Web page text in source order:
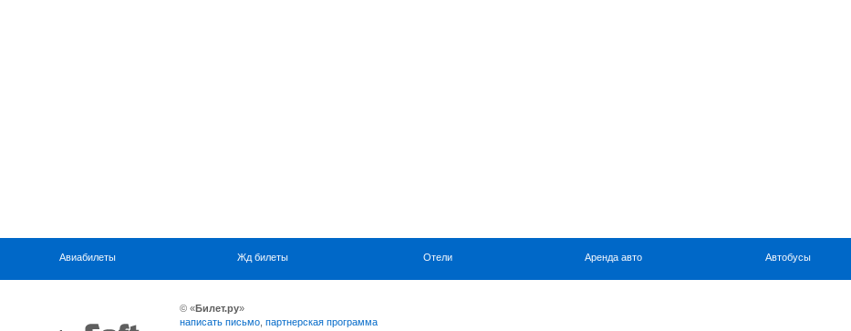
Авиабилеты Жд билеты Отели Аренда авто Автобусы
© «Билет.ру»
написать письмо партнерская программа